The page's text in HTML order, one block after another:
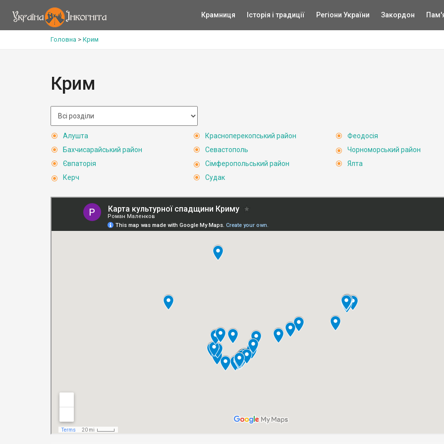
Крамниця Історія і традиції Регіони України Закордон
Головна > Крим
Крим
Алушта
Бахчисарайський район
Євпаторія
Керч
Красноперекопський район
Севастополь
Сімферопольський район
Судак
Феодосія
Чорноморський район
Ялта